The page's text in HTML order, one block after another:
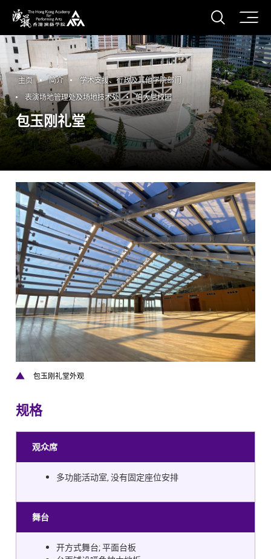
香港演艺学院
打开
主页 简介
学术支援、行政及其他学院部门
表演场地管理处及场地技术处
伯大尼校园
包玉刚礼堂
包玉刚礼堂外观
规格
​​观众席
多功能活动室, 没有固定座位安排
舞台
开方式舞台; 平面台板